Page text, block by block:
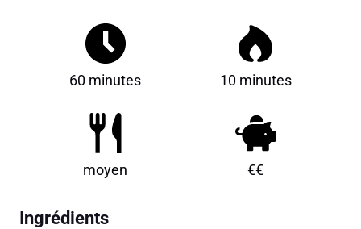
60 minutes 10 minutes
moyen €€
Ingrédients